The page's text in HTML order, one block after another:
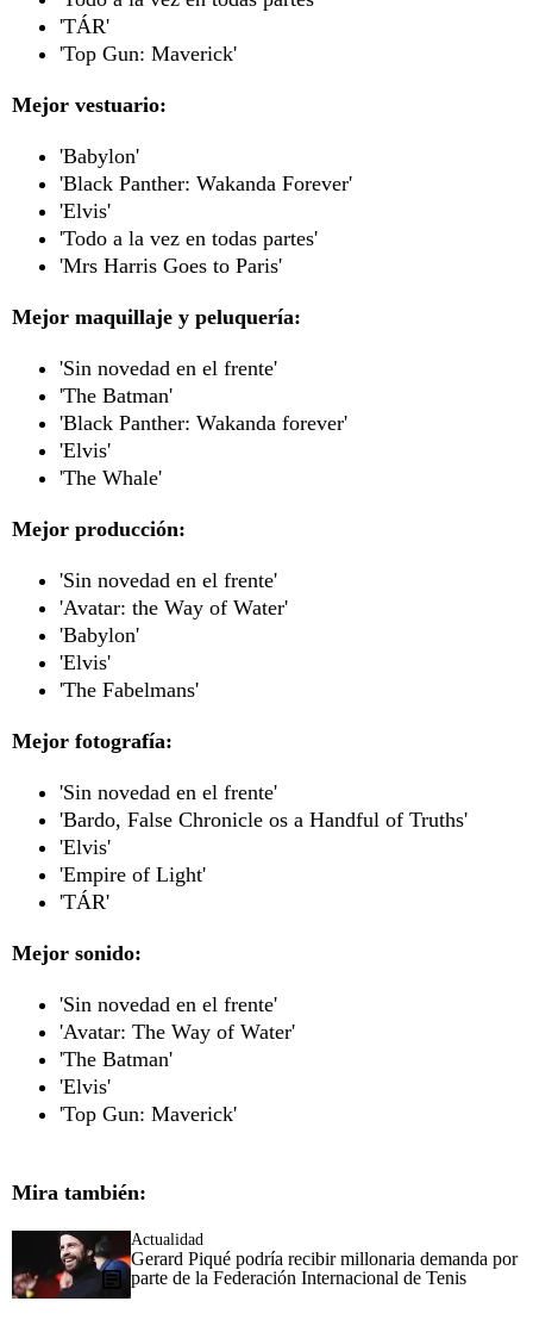
'TÁR'
'Top Gun: Maverick'
Mejor vestuario:
'Babylon'
'Black Panther: Wakanda Forever'
'Elvis'
'Todo a la vez en todas partes'
'Mrs Harris Goes to Paris'
Mejor maquillaje y peluquería:
'Sin novedad en el frente'
'The Batman'
'Black Panther: Wakanda forever'
'Elvis'
'The Whale'
Mejor producción:
'Sin novedad en el frente'
'Avatar: the Way of Water'
'Babylon'
'Elvis'
'The Fabelmans'
Mejor fotografía:
'Sin novedad en el frente'
'Bardo, False Chronicle os a Handful of Truths'
'Elvis'
'Empire of Light'
'TÁR'
Mejor sonido:
'Sin novedad en el frente'
'Avatar: The Way of Water'
'The Batman'
'Elvis'
'Top Gun: Maverick'
Mira también:
Actualidad
Gerard Piqué podría recibir millonaria demanda por
parte de la Federación Internacional de Tenis